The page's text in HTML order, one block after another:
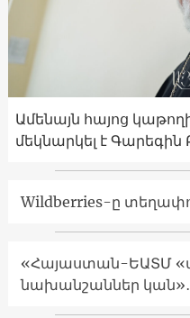
Ամենայն հայոց
մեկնարկել է Գարեգին
Wildberries-ը
«Հայաստան-ԵԱՏՄ
նախանշաններ